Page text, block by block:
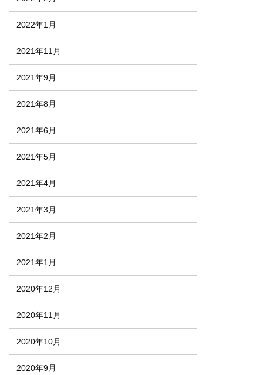
2022年1月
2021年11月
2021年9月
2021年8月
2021年6月
2021年5月
2021年4月
2021年3月
2021年2月
2021年1月
2020年12月
2020年11月
2020年10月
2020年9月